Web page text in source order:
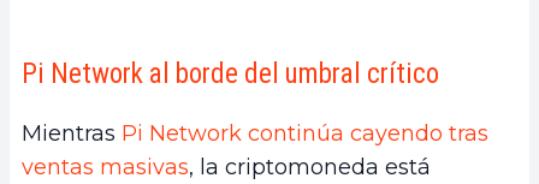
Pi Network al borde del umbral crítico
Mientras Pi Network continúa cayendo tras
ventas masivas, la criptomoneda está